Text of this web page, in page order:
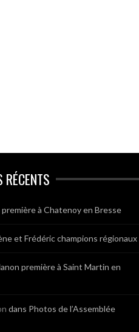
RÉCENTS
à Chatenoy en Bresse
et Frédéric champions régionaux
première à Saint Martin en
dans Photos de l’Assemblée